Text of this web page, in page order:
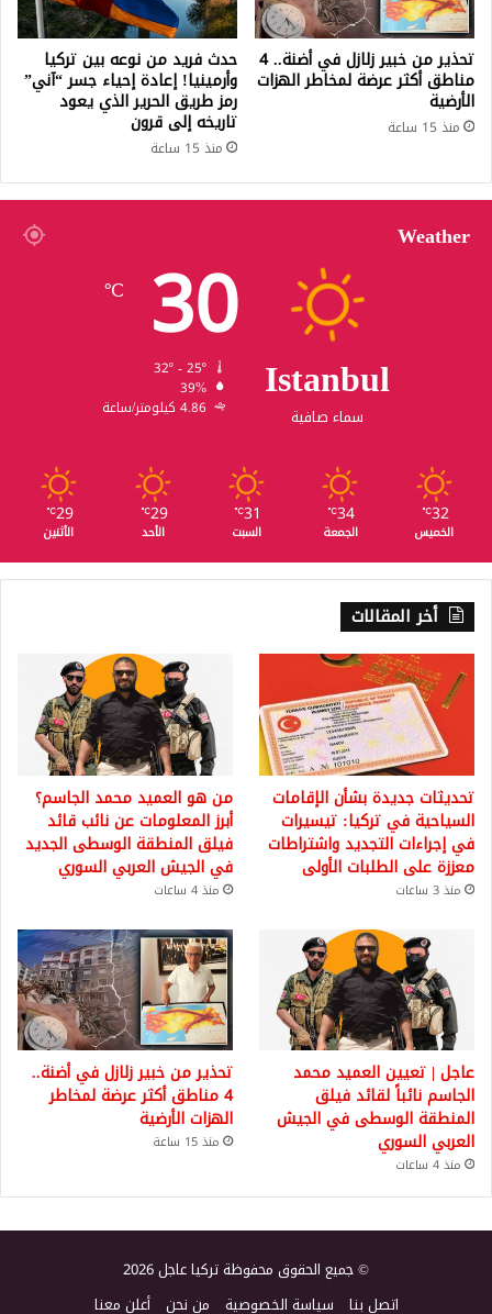
تحذير من خبير زلازل في أضنة.. 4
مناطق أكثر عرضة لمخاطر الهزات
الأرضية
منذ 15 ساعة
حدث فريد من نوعه بين تركيا
وأرمينيا! إعادة إحياء جسر “آني”
رمز طريق الحرير الذي يعود
تاريخه إلى قرون
منذ 15 ساعة
Weather
Istanbul
سماء صافية
30
℃
39%
4.86 كيلومتر/ساعة
32
℃
الخميس
34
℃
الجمعة
31
℃
السبت
29
℃
الأحد
29
℃
الأثنين
أخر المقالات
تحديثات جديدة بشأن الإقامات
السياحية في تركيا: تيسيرات
في إجراءات التجديد واشتراطات
معززة على الطلبات الأولى
منذ 3 ساعات
من هو العميد محمد الجاسم؟
أبرز المعلومات عن نائب قائد
فيلق المنطقة الوسطى الجديد
في الجيش العربي السوري
منذ 4 ساعات
عاجل | تعيين العميد محمد
الجاسم نائباً لقائد فيلق
المنطقة الوسطى في الجيش
العربي السوري
منذ 4 ساعات
تحذير من خبير زلازل في أضنة..
4 مناطق أكثر عرضة لمخاطر
الهزات الأرضية
منذ 15 ساعة
© جميع الحقوق محفوظة تركيا عاجل 2026
اتصل بنا سياسة الخصوصية من نحن أعلن معنا